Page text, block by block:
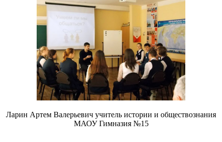
Ларин Артем Валерьевич учитель истории и обществознания
МАОУ Гимназия №15